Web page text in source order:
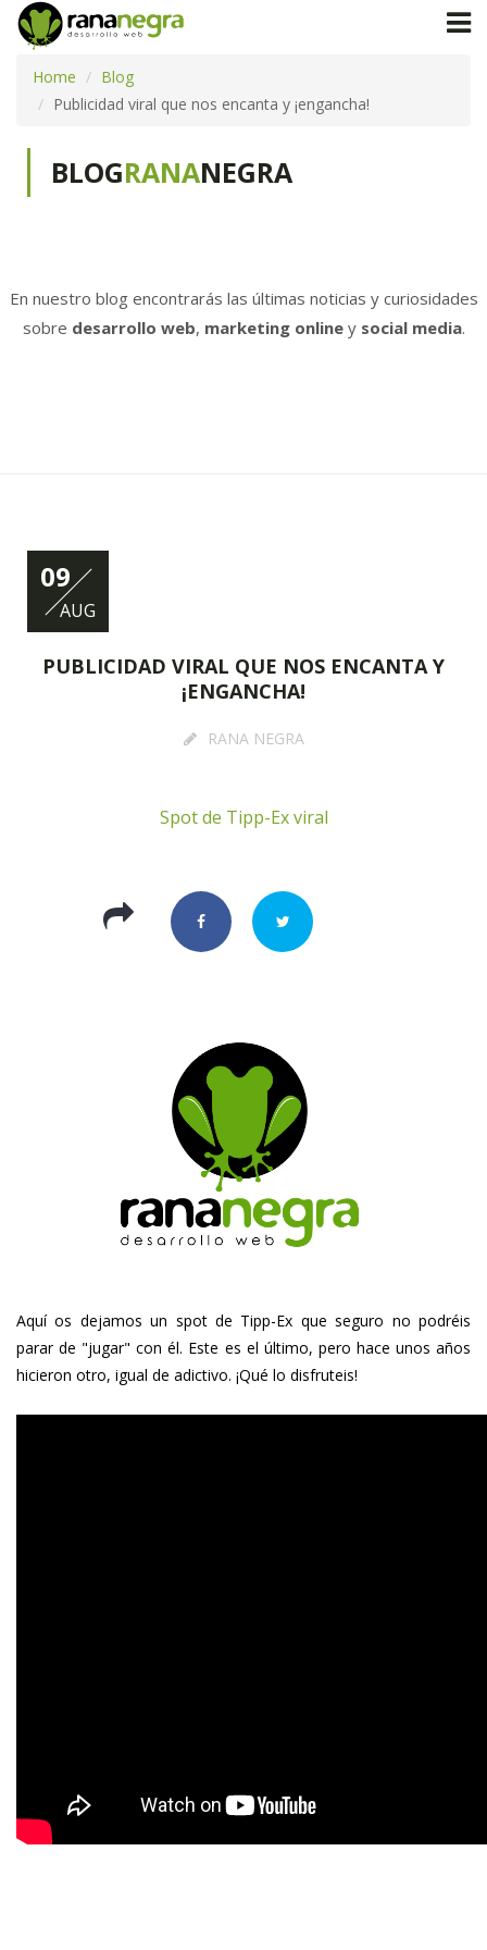
Home
Blog
Publicidad viral que nos encanta y ¡engancha!
BLOGRANANEGRA
En nuestro blog encontrarás las últimas noticias y curiosidades
sobre desarrollo web, marketing onliney social media.
09
AUG
PUBLICIDAD VIRAL QUE NOS ENCANTA Y
¡ENGANCHA!
RANA NEGRA
Spot de Tipp-Ex viral
Aquí os dejamos un spot de Tipp-Ex que seguro no podréis
parar de "jugar" con él. Este es el último, pero hace unos años
hicieron otro, igual de adictivo. ¡Qué lo disfruteis!